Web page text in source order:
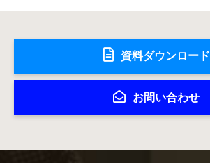
資料ダウンロード
お問い合わせ